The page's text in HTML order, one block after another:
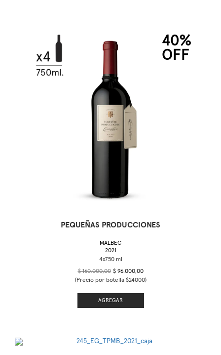
40%
OFF
PEQUEÑAS PRODUCCIONES
MALBEC
2021
$ 160.000,00 $ 96.000,00
(Precio por botella $24000)
AGREGAR